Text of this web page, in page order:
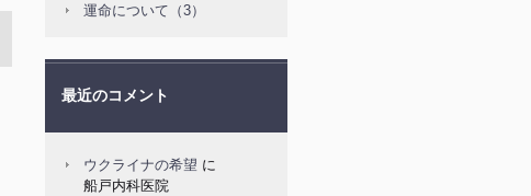
運命について（3）
最近のコメント
ウクライナの希望 に
船戸内科医院